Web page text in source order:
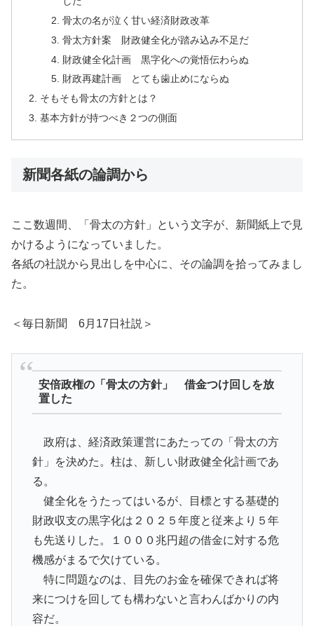
骨太の名が泣く甘い経済財政改革
骨太方針案 財政健全化が踏み込み不足だ
財政健全化計画 黒字化への覚悟伝わらぬ
財政再建計画 とても歯止めにならぬ
そもそも骨太の方針とは？
基本方針が持つべき２つの側面
新聞各紙の論調から
ここ数週間、「骨太の方針」という文字が、新聞紙上で見
かけるようになっていました。
各紙の社説から見出しを中心に、その論調を拾ってみまし
た。
＜毎日新聞 6月17日社説＞
安倍政権の「骨太の方針」 借金つけ回しを放
置した
政府は、経済政策運営にあたっての「骨太の方
針」を決めた。柱は、新しい財政健全化計画であ
る。
健全化をうたってはいるが、目標とする基礎的
財政収支の黒字化は２０２５年度と従来より５年
も先送りした。１０００兆円超の借金に対する危
機感がまるで欠けている。
特に問題なのは、目先のお金を確保できれば将
来につけを回しても構わないと言わんばかりの内
容だ。